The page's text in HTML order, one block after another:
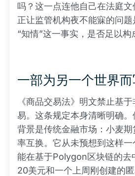
吗？这一点连他自己在法庭
正让监管机构夜不能寐的问
“知情”这一事实，是否足以构
一部为另一个世界
《商品交易法》明文禁止基
易。这条规定本身清晰明确
背景是传统金融市场：小麦期
率互换。它从未预想到这样
能在基于Polygon区块链的去
20美元和一个上周刚创建的